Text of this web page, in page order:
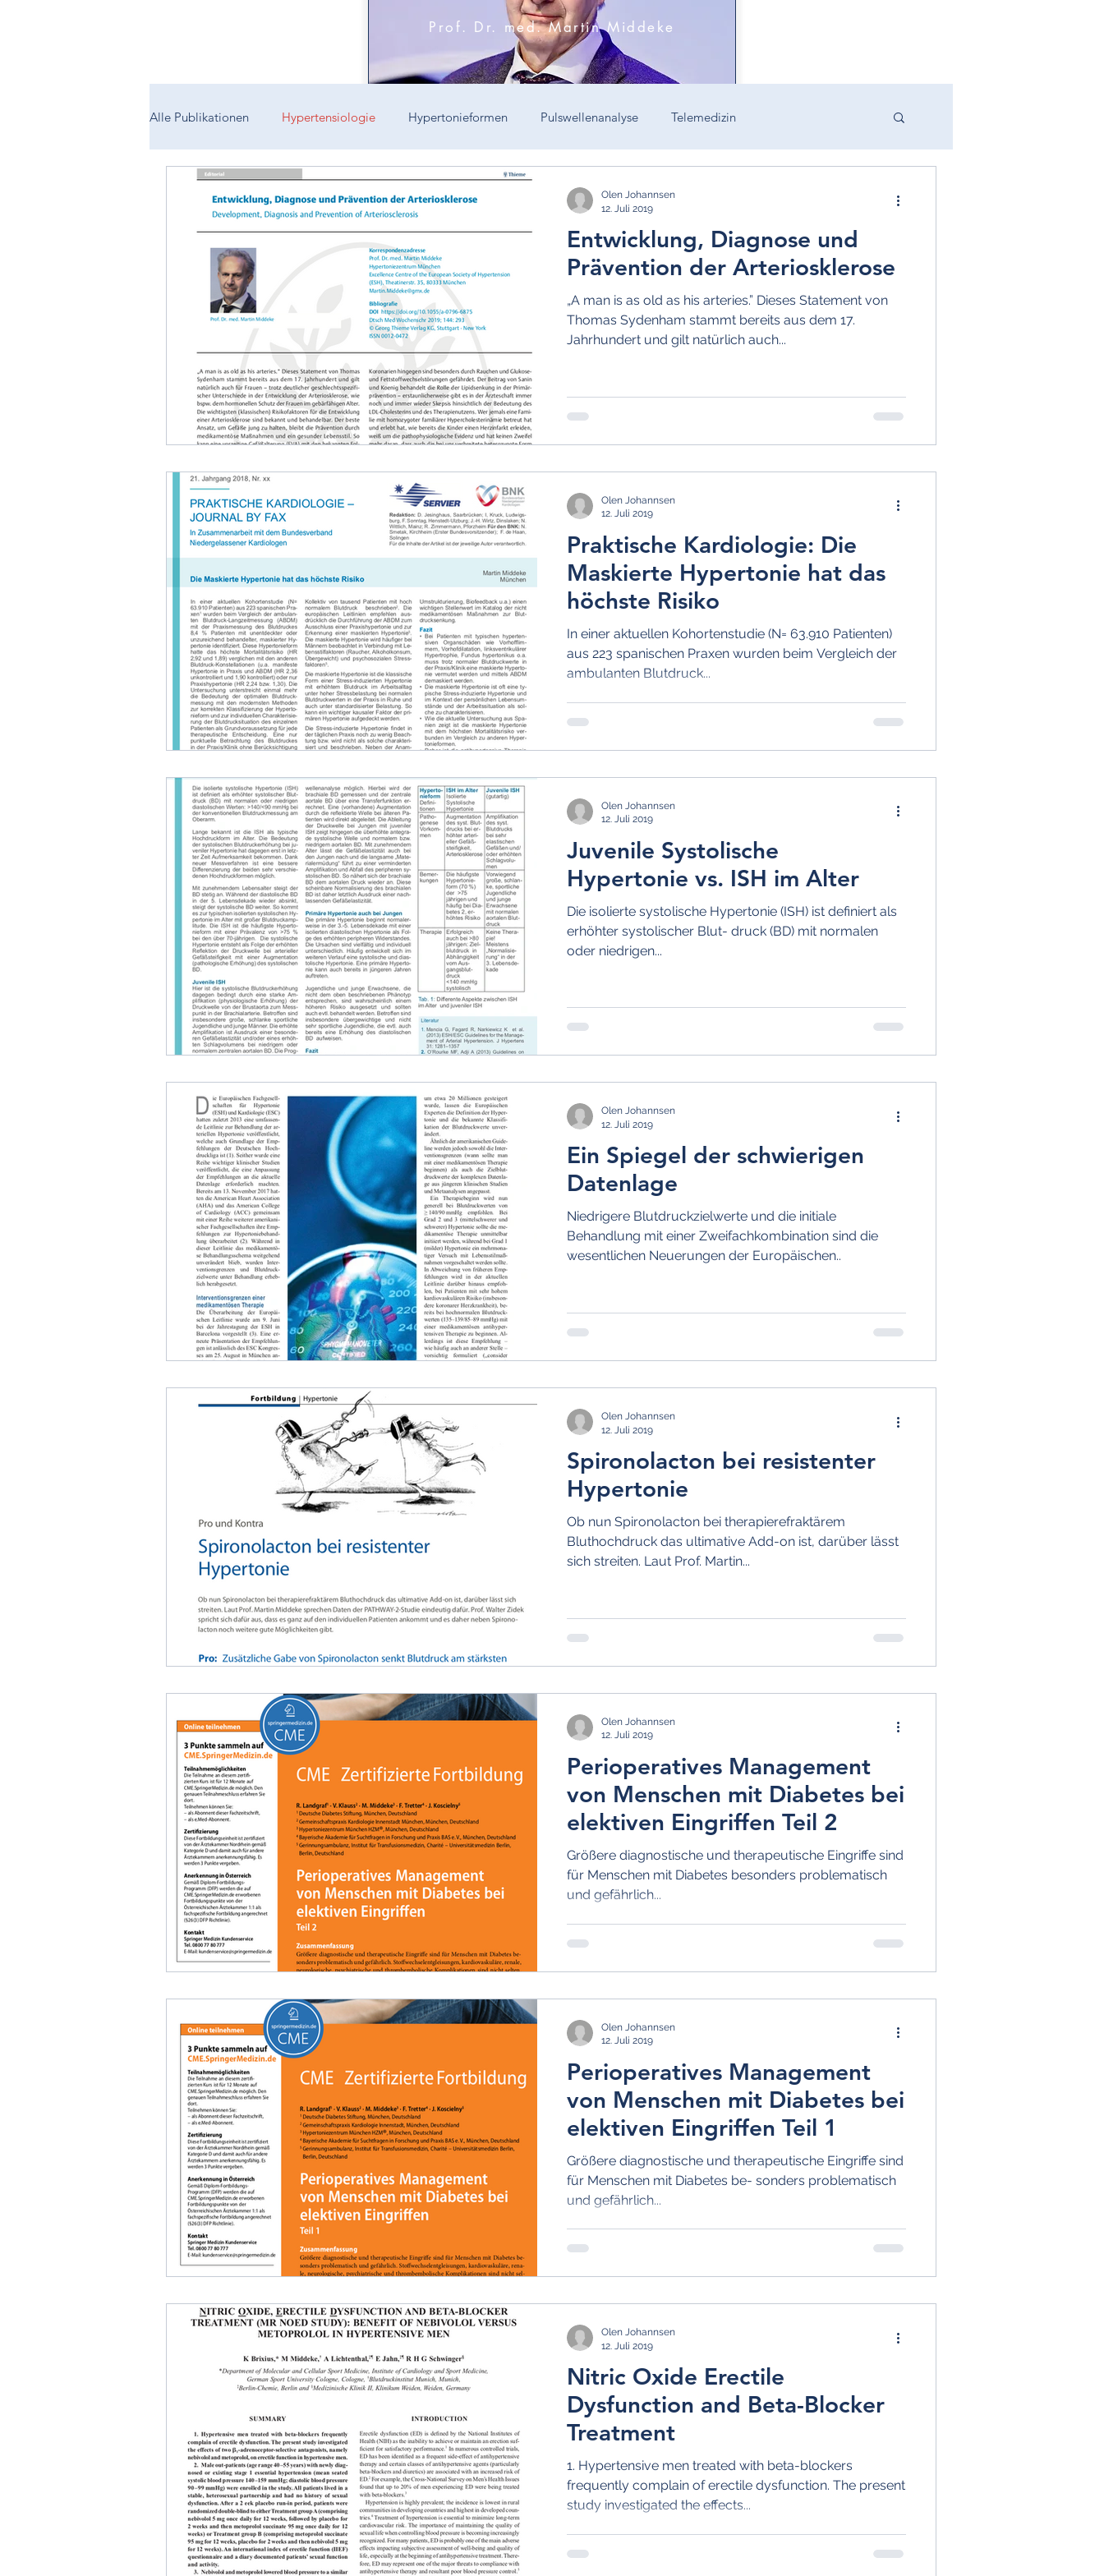
Prof. Dr. med. Martin Middeke
Alle Publikationen Hypertensiologie Hypertonieformen Pulswellenanalyse Telemedizin
Schwangerschaftshypertonie Hypertonie-Therapie Diagnostik
Gefäßsteifigkeit Aortaler Blutdruck Blutdruckvariabilität Juvenile Systolische Hypertonie
Maskierte Hypertonie Isolierte Systolische Hypertonie Resistente Hypertonie Witwenhochdruck
Nächtlicher Blutdruck ABDM Hypotonie Stress
Nicht-medikamentöse Therapie Chronotherapie Krise und Notfall Netzhautdurchblutung Epidemiologie
Diabetes
Entwicklung, Diagnose und
Prävention der Arteriosklerose
„A man is as old as his arteries.” Dieses Statement von
Thomas Sydenham stammt bereits aus dem 17.
Jahrhundert und gilt natürlich auch...
Olen Johannsen
12. Juli 2019
Praktische Kardiologie: Die
Maskierte Hypertonie hat das
höchste Risiko
In einer aktuellen Kohortenstudie (N= 63.910 Patienten)
aus 223 spanischen Praxen wurden beim Vergleich der
ambulanten Blutdruck...
Olen Johannsen
12. Juli 2019
Juvenile Systolische
Hypertonie vs. ISH im Alter
Die isolierte systolische Hypertonie (ISH) ist definiert als
erhöhter systolischer Blut- druck (BD) mit normalen
oder niedrigen...
Olen Johannsen
12. Juli 2019
Ein Spiegel der schwierigen
Datenlage
Niedrigere Blutdruckzielwerte und die initiale
Behandlung mit einer Zweifachkombination sind die
wesentlichen Neuerungen der Europäischen..
Olen Johannsen
12. Juli 2019
Spironolacton bei resistenter
Hypertonie
Ob nun Spironolacton bei therapierefraktärem
Bluthochdruck das ultimative Add-on ist, darüber lässt
sich streiten. Laut Prof. Martin...
Olen Johannsen
12. Juli 2019
Perioperatives Management
von Menschen mit Diabetes bei
elektiven Eingriffen Teil 2
Größere diagnostische und therapeutische Eingriffe sind
für Menschen mit Diabetes besonders problematisch
und gefährlich...
Olen Johannsen
12. Juli 2019
Perioperatives Management
von Menschen mit Diabetes bei
elektiven Eingriffen Teil 1
Größere diagnostische und therapeutische Eingriffe sind
für Menschen mit Diabetes be- sonders problematisch
und gefährlich...
Olen Johannsen
12. Juli 2019
Nitric Oxide Erectile
Dysfunction and Beta-Blocker
Treatment
1. Hypertensive men treated with beta-blockers
frequently complain of erectile dysfunction. The present
study investigated the effects...
Olen Johannsen
12. Juli 2019